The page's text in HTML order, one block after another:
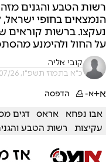
רשות הטבע והגנים
הנמצאים בחופי
נעקצו. ברשות קוראים
על החול ולהימנע
קובי אליה
כ"א בתמוז תשפ"ו, 06/07/26 15:15
א+א- הדפסה
אבו נפחא אראס דגים
עקיצות
רשות הטבע